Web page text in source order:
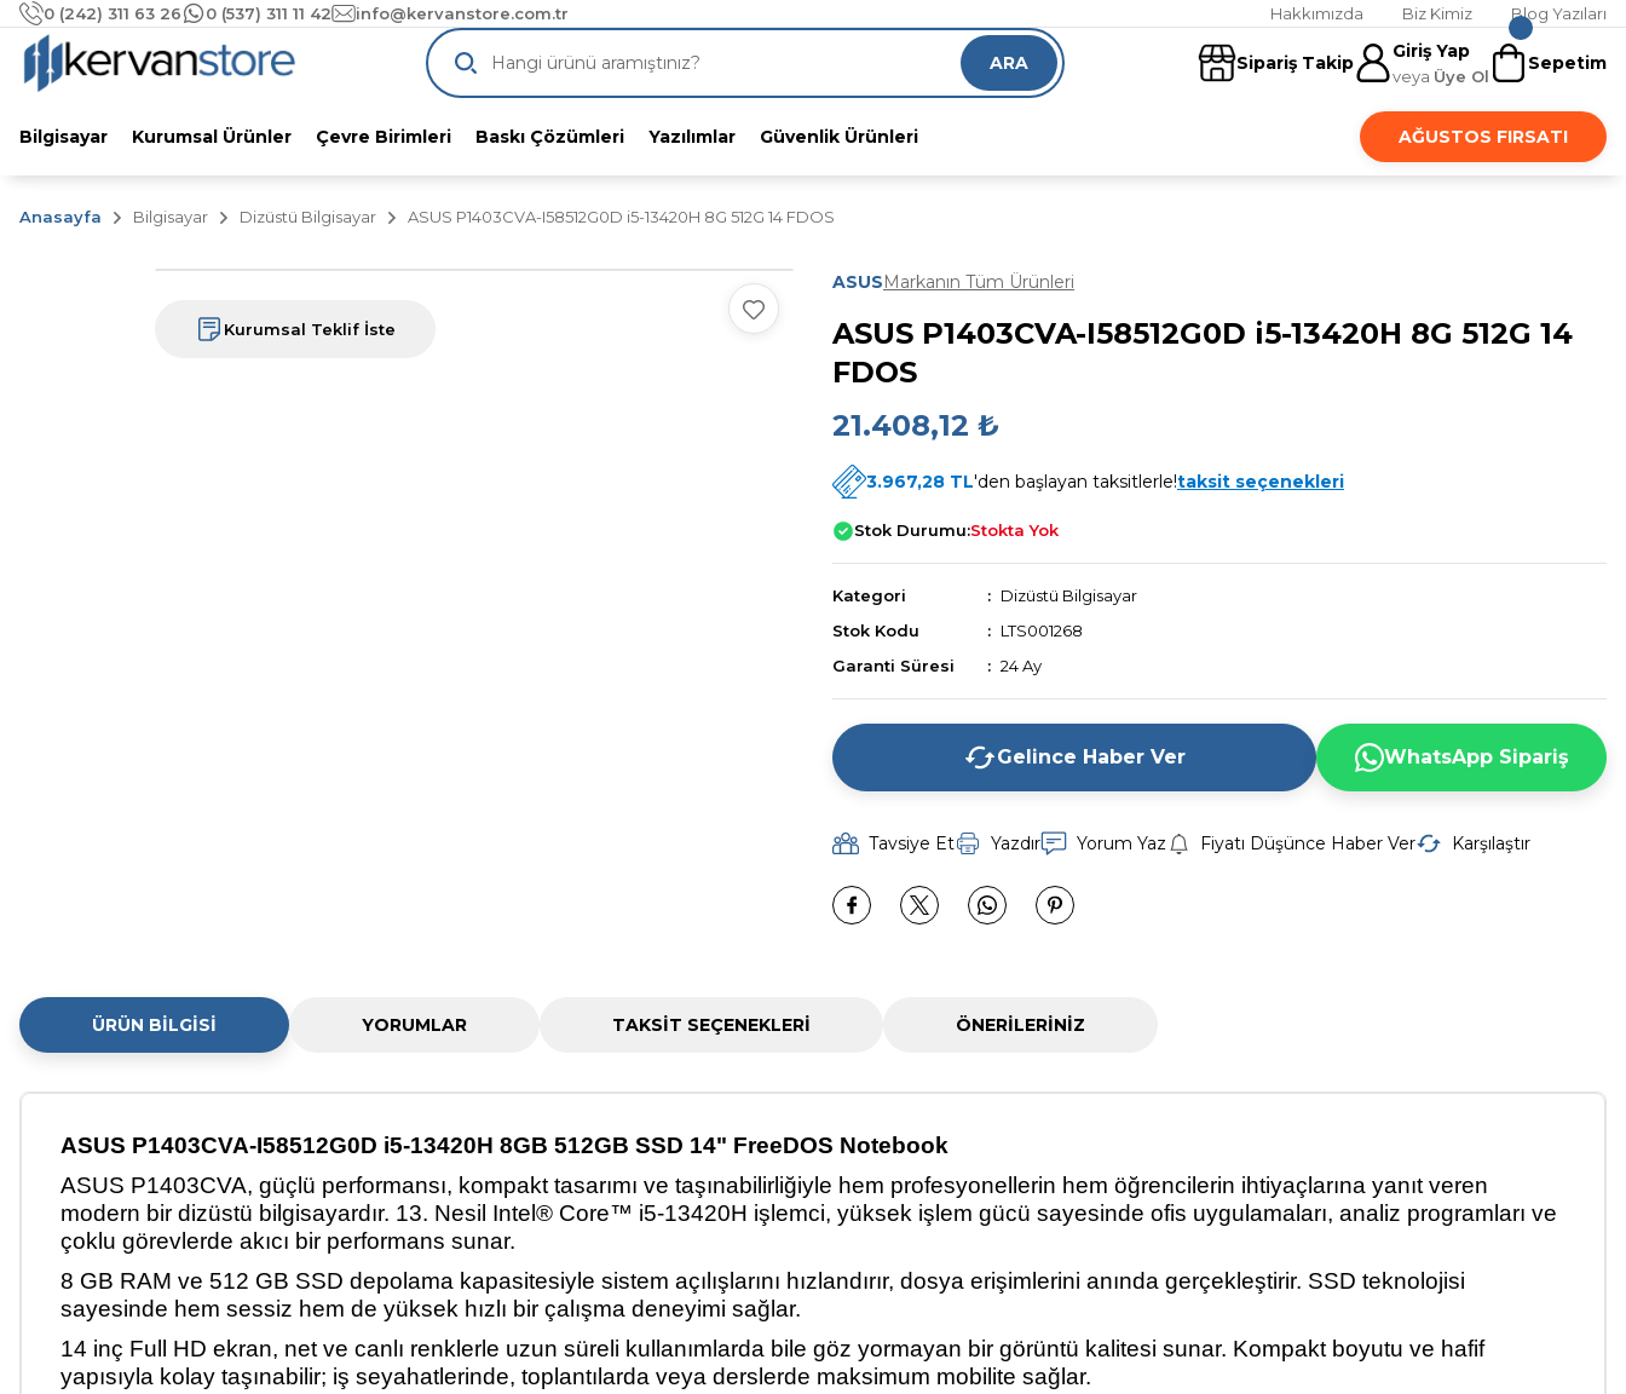
1000 TL üzeri alımlarınızaÜCRETSİZ KARGO!
Pazaryeri Komisyonlarını Unutun!
KervanStore'dan %8 indirimli alın
0 (242) 311 63 26 0 (537) 311 11 42 info@kervanstore.com.tr Hakkımızda Biz Kimiz Blog Yazıları
ARA Sipariş Takip
Giriş Yap
veya Üye Ol
Sepetim
Bilgisayar Kurumsal Ürünler Çevre Birimleri Baskı Çözümleri Yazılımlar Güvenlik Ürünleri AĞUSTOS FIRSATI
Anasayfa Bilgisayar Dizüstü Bilgisayar ASUS P1403CVA-I58512G0D i5-13420H 8G 512G 14 FDOS
Kurumsal Teklif İste
ASUSMarkanın Tüm Ürünleri
ASUS P1403CVA-I58512G0D i5-13420H 8G 512G 14
FDOS
21.408,12 ₺
3.967,28 TL'den başlayan taksitlerle!taksit seçenekleri
Stok Durumu:Stokta Yok
Kategori
Dizüstü Bilgisayar
Stok Kodu
LTS001268
Garanti Süresi
24 Ay
Gelince Haber Ver WhatsApp Sipariş
Tavsiye Et Yazdır Yorum Yaz Fiyatı Düşünce Haber Ver Karşılaştır
ÜRÜN BILGISI YORUMLAR TAKSIT SEÇENEKLERI ÖNERILERINIZ
ASUS P1403CVA-I58512G0D i5-13420H 8GB 512GB SSD 14" FreeDOS Notebook
ASUS P1403CVA, güçlü performansı, kompakt tasarımı ve taşınabilirliğiyle hem profesyonellerin hem öğrencilerin ihtiyaçlarına yanıt veren
modern bir dizüstü bilgisayardır. 13. Nesil Intel ® Core™ i5-13420H işlemci, yüksek işlem gücü sayesinde ofis uygulamaları, analiz programları ve
çoklu görevlerde akıcı bir performans sunar.
8 GB RAM ve 512 GB SSD depolama kapasitesiyle sistem açılışlarını hızlandırır, dosya erişimlerini anında gerçekleştirir. SSD teknolojisi
sayesinde hem sessiz hem de yüksek hızlı bir çal ışma deneyimi sağlar.
14 inç Full HD ekran, net ve canl ı renklerle uzun süreli kullanımlarda bile göz yormayan bir görüntü kalitesi sunar. Kompakt boyutu ve hafif
yapısıyla kolay taşınabilir; iş seyahatlerinde, toplantılarda veya derslerde maksimum mobilite sağlar.